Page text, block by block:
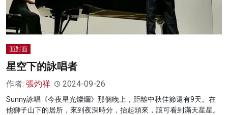
面對面
星空下的詠唱者
作者: 張灼祥 2024-09-26
Sunny詠唱《今夜星光燦爛》那個晚上，距離中秋佳節還有9天。在
他獅子山下的居所，來到夜深時分，抬起頭來，該可看到滿天星星。